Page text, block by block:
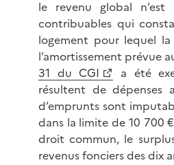
le revenu global
contribuables qui
logement pour lequel
l’amortissement prévue
31 du CGI
a été
résultent de dépenses
d’emprunts sont
dans la limite de 10 700
droit commun, le
revenus fonciers des dix